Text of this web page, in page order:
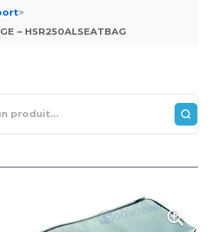
>
– HSR250ALSEATBAG